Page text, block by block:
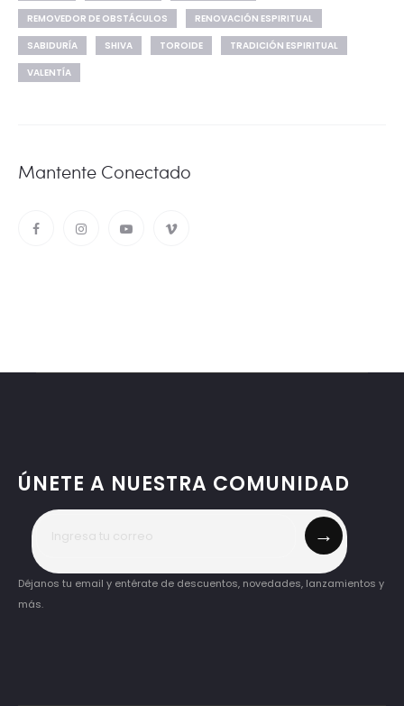
REMOVEDOR DE OBSTÁCULOS
RENOVACIÓN ESPIRITUAL
SABIDURÍA
SHIVA TOROIDE
TRADICIÓN ESPIRITUAL
VALENTÍA
Mantente Conectado
ÚNETE A NUESTRA COMUNIDAD
→
Déjanos tu email y entérate de descuentos, novedades, lanzamientos y
más.